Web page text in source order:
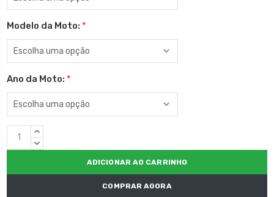
Modelo da Moto: *
Ano da Moto: *
EstoqueQUANTIDADE
CRESCENTE:
QUANTIDADE
COMPRAR AGORA